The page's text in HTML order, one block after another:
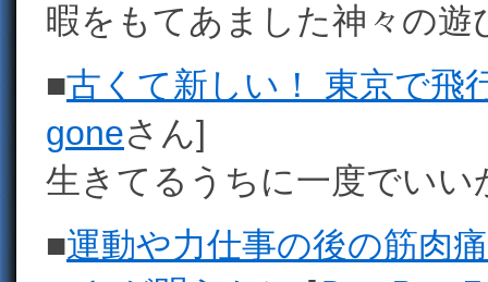
暇をもてあました神々の
■古くて新しい！ 東京で飛
goneさん]
生きてるうちに一度でい
■運動や力仕事の後の筋肉